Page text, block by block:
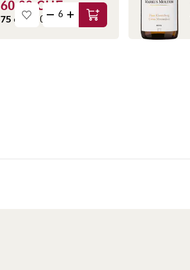
60.00 CHF
75 cl (80.00 CHF / l) Ajouter au panier